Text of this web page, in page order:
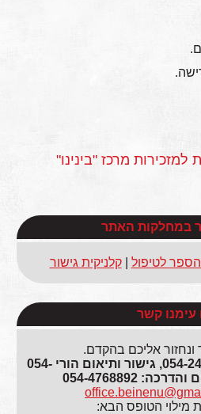
למזכירות מרכז "בינינו"
במחלקות האתר
לטיפול |קלניקית גישור
עימנו קשר
ונחזור אליכם בהקדם.
גישור ולימודים: 054-2428088, גישור ותיאום הורי 054-
מילוי הטופס הבא: